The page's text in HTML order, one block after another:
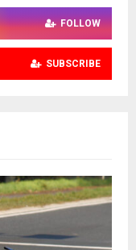
FOLLOW
SUBSCRIBE